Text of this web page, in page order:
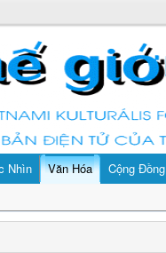
Nhìn Văn Hóa Cộng Đồng